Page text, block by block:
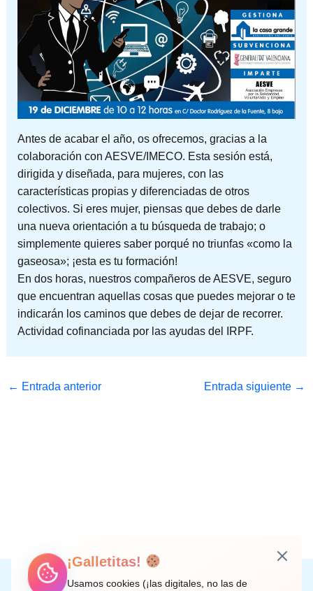
Antes de acabar el año, os ofrecemos, gracias a la
colaboración con AESVE/IMECO. Esta sesión está,
dirigida y diseñada, para mujeres, con las
características propias y diferenciadas de otros
colectivos. Si eres mujer, piensas que debes de darle
una nueva orientación a tu búsqueda de trabajo; o
simplemente quieres saber porqué no triunfas «como la
gaseosa»; ¡esta es tu formación!
En dos horas, nuestros compañeros de AESVE, seguro
que encuentran aquellas cosas que puedes mejorar o te
indicarán los caminos que debes de dejar de recorrer.
Actividad cofinanciada por las ayudas del IRPF.
← Entrada anterior Entrada siguiente →
Instagram
Facebook
X LinkedIn
Correo electrónico
¡Galletitas!
Usamos cookies (¡las digitales, no las de